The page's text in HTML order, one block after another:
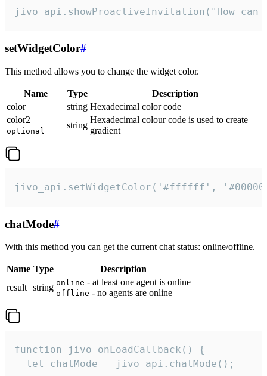
jivo_api.showProactiveInvitation("How
setWidgetColor#
This method allows you to change the widget color.
Name Type
Description
color
string Hexadecimal color code
color2
optional
string
Hexadecimal colour code is used to create
gradient
jivo_api.setWidgetColor('#ffffff',
chatMode#
With this method you can get the current chat status: online/offline.
Name Type
Description
result string online - at least one agent is online
offline - no agents are online
function jivo_onLoadCallback() {
  let chatMode = jivo_api.chatMode();